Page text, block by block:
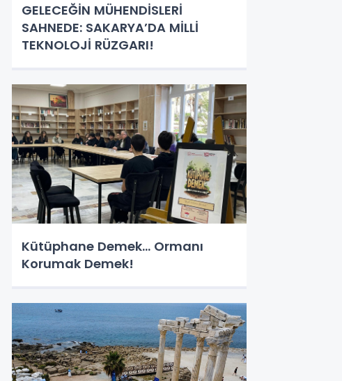
GELECEĞİN MÜHENDİSLERİ
SAHNEDE: SAKARYA’DA MİLLİ
TEKNOLOJİ RÜZGARI!
Kütüphane Demek… Ormanı
Korumak Demek!